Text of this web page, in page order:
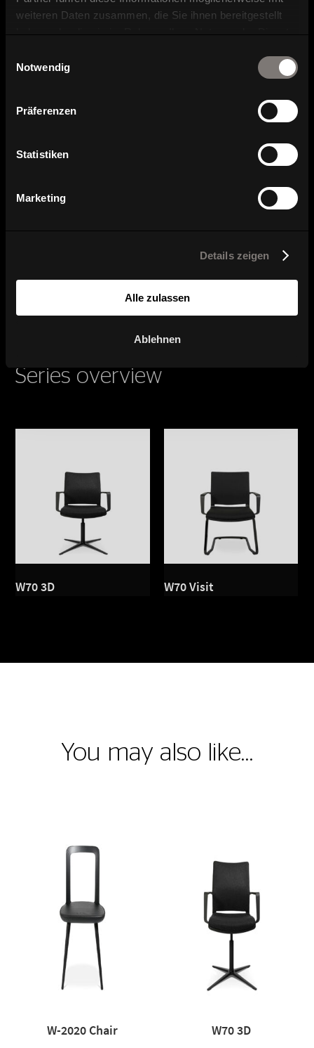
weiteren Daten zusammen, die Sie ihnen bereitgestellt
haben oder die sie im Rahmen Ihrer Nutzung der Dienste
Notwendig
Präferenzen
Statistiken
Marketing
Details zeigen
Alle zulassen
Ablehnen
Here you can find our dealers.
Product image, data sheet and
Series overview
W70 3D W70 Visit
You may also like…
W-2020 Chair W70 3D